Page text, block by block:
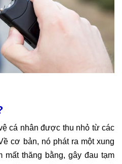
cá nhân được thu nhỏ từ các
cơ bản, nó phát ra một xung
mất thăng bằng, gây đau tạm